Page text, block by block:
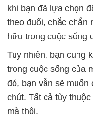
khi bạn đã lựa chọn
theo đuổi, chắc chắn
hữu trong cuộc sống
Tuy nhiên, bạn cũng
trong cuộc sống của
đó, bạn vẫn sẽ muốn
chút. Tất cả tùy
mà thôi.